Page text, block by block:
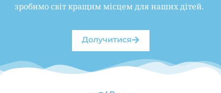
зробимо світ кращим місцем для наших дітей.
Долучитися